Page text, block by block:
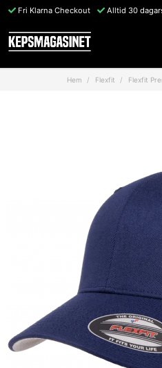
Fri Klarna Checkout Alltid 30
Hem Flexfit Flexfit